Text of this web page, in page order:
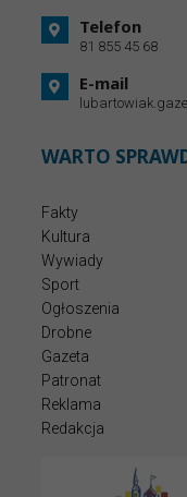
Telefon
81 855 45 68
E-mail
WARTO
Fakty
Kultura
Wywiady
Sport
Ogłoszenia
Drobne
Gazeta
Patronat
Reklama
Redakcja